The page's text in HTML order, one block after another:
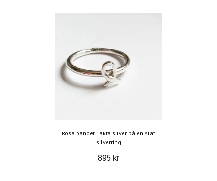
Rosa bandet i äkta silver på en slät
silverring
895 kr